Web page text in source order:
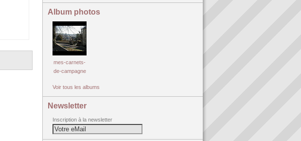
Album photos
mes-carnets-
de-campagne
Voir tous les albums
Newsletter
Inscription à la newsletter